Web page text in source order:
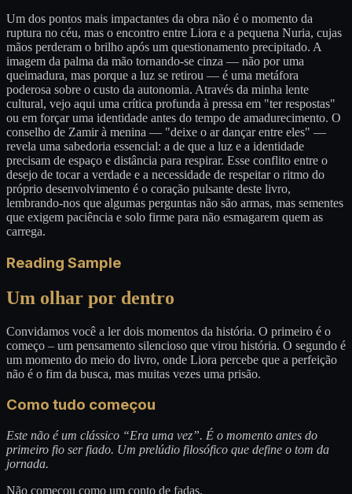
Um dos pontos mais impactantes da obra não é o momento da
ruptura no céu, mas o encontro entre Liora e a pequena Nuria, cujas
mãos perderam o brilho após um questionamento precipitado. A
imagem da palma da mão tornando-se cinza — não por uma
queimadura, mas porque a luz se retirou — é uma metáfora
poderosa sobre o custo da autonomia. Através da minha lente
cultural, vejo aqui uma crítica profunda à pressa em "ter respostas"
ou em forçar uma identidade antes do tempo de amadurecimento. O
conselho de Zamir à menina — "deixe o ar dançar entre eles" —
revela uma sabedoria essencial: a de que a luz e a identidade
precisam de espaço e distância para respirar. Esse conflito entre o
desejo de tocar a verdade e a necessidade de respeitar o ritmo do
próprio desenvolvimento é o coração pulsante deste livro,
lembrando-nos que algumas perguntas não são armas, mas sementes
que exigem paciência e solo firme para não esmagarem quem as
carrega.
Reading Sample
Um olhar por dentro
Convidamos você a ler dois momentos da história. O primeiro é o
começo – um pensamento silencioso que virou história. O segundo é
um momento do meio do livro, onde Liora percebe que a perfeição
não é o fim da busca, mas muitas vezes uma prisão.
Como tudo começou
Este não é um clássico “Era uma vez”. É o momento antes do
primeiro fio ser fiado. Um prelúdio filosófico que define o tom da
jornada.
Não começou como um conto de fadas,